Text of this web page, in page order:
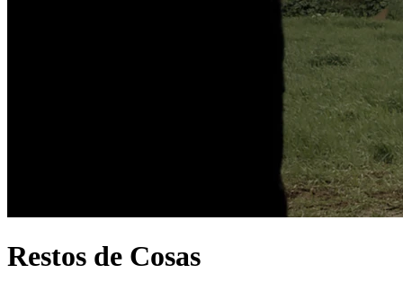
Restos de Cosas